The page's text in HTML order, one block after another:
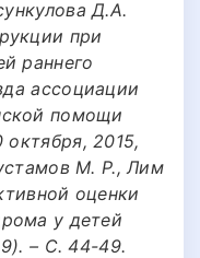
Д.А.
при
раннего
ассоциации
помощи
октября, 2015,
М. Р., Лим
оценки
у детей
– С. 44-49.